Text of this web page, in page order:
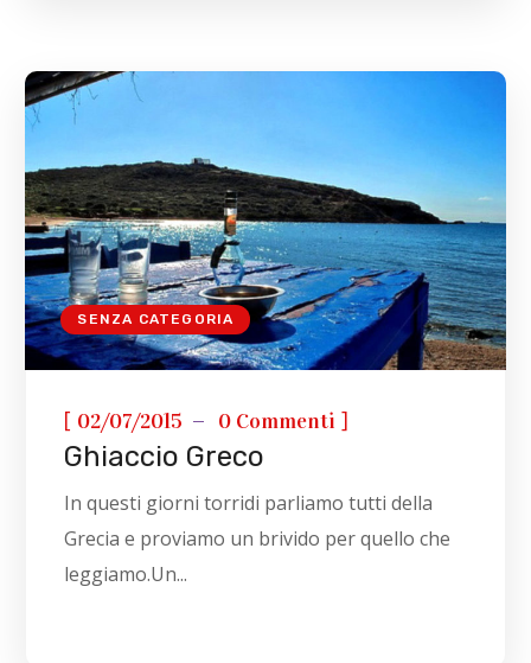
SENZA CATEGORIA
[ 02/07/2015 0 Commenti ]
Ghiaccio Greco
In questi giorni torridi parliamo tutti della
Grecia e proviamo un brivido per quello che
leggiamo.Un...